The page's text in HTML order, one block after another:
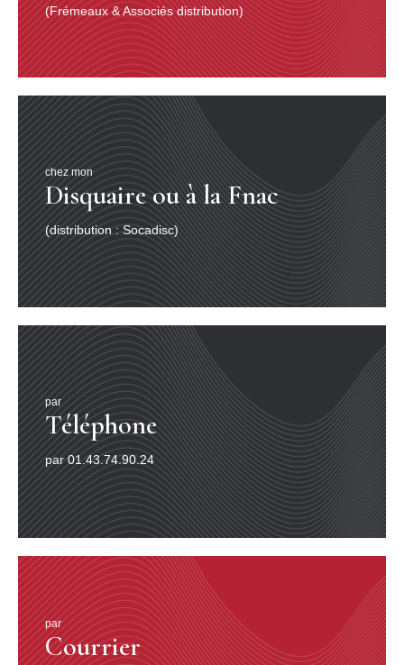
par
Téléphone
par 01.43.74.90.24
par
Courrier
(Frémeaux & Associés distribution)
chez mon
Disquaire ou à la Fnac
(distribution : Socadisc)